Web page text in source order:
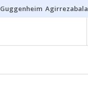
Guggenheim Agirrezabala